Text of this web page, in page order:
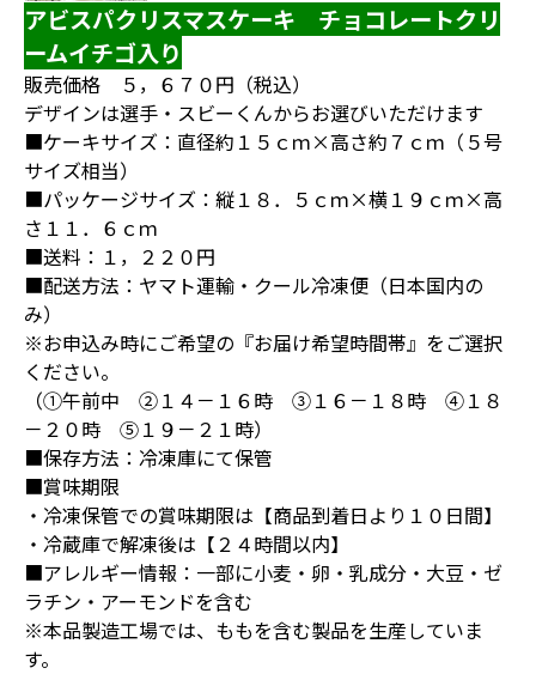
アビスパクリスマスケーキ チョコレートクリ
ームイチゴ入り
販売価格 ５，６７０円（税込）
デザインは選手・スビーくんからお選びいただけます
■ケーキサイズ：直径約１５ｃｍ×高さ約７ｃｍ（５号
サイズ相当）
■パッケージサイズ：縦１８．５ｃｍ×横１９ｃｍ×高
さ１１．６ｃｍ
■送料：１，２２０円
■配送方法：ヤマト運輸・クール冷凍便（日本国内の
み）
※お申込み時にご希望の『お届け希望時間帯』をご選択
ください。
（①午前中 ②１４－１６時 ③１６－１８時 ④１８
－２０時 ⑤１９－２１時）
■保存方法：冷凍庫にて保管
■賞味期限
・冷凍保管での賞味期限は【商品到着日より１０日間】
・冷蔵庫で解凍後は【２４時間以内】
■アレルギー情報：一部に小麦・卵・乳成分・大豆・ゼ
ラチン・アーモンドを含む
※本品製造工場では、ももを含む製品を生産していま
す。